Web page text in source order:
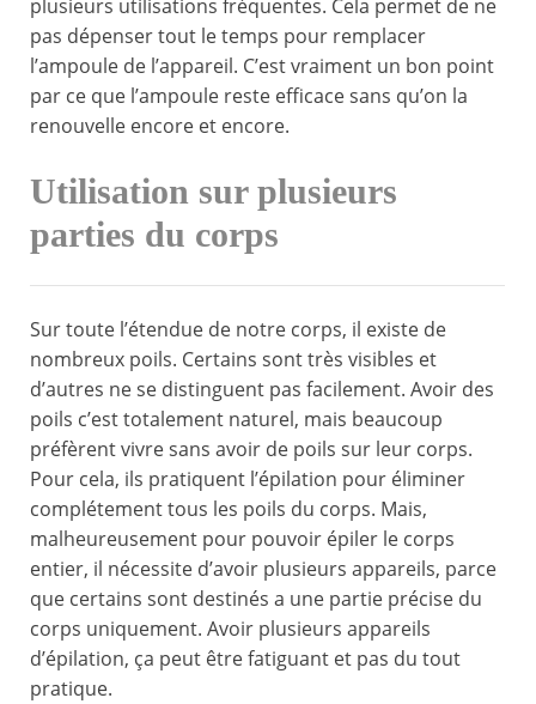
plusieurs utilisations fréquentes. Cela permet de ne
pas dépenser tout le temps pour remplacer
l’ampoule de l’appareil. C’est vraiment un bon point
par ce que l’ampoule reste efficace sans qu’on la
renouvelle encore et encore.
Utilisation sur plusieurs
parties du corps
Sur toute l’étendue de notre corps, il existe de
nombreux poils. Certains sont très visibles et
d’autres ne se distinguent pas facilement. Avoir des
poils c’est totalement naturel, mais beaucoup
préfèrent vivre sans avoir de poils sur leur corps.
Pour cela, ils pratiquent l’épilation pour éliminer
complétement tous les poils du corps. Mais,
malheureusement pour pouvoir épiler le corps
entier, il nécessite d’avoir plusieurs appareils, parce
que certains sont destinés a une partie précise du
corps uniquement. Avoir plusieurs appareils
d’épilation, ça peut être fatiguant et pas du tout
pratique.